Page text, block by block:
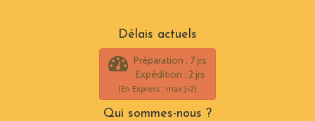
Délais actuels
Préparation : 7 jrs
Expédition : 2 jrs
(En Express : max J+2)
Qui sommes-nous ?